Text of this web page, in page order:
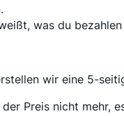
was du
wir eine 5-
Preis nicht mehr,